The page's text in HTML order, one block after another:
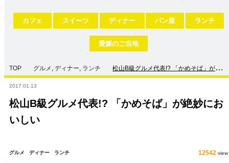
カフェ スイーツ ディナー パン屋 ランチ
愛媛のご当地
TOP グルメ , ディナー, ランチ
松山B級グルメ代表!? 「かめそば」が絶妙
においしい
2017.01.13
松山B級グルメ代表!? 「かめそば」が絶妙にお
いしい
グルメ ディナー ランチ 12542 view